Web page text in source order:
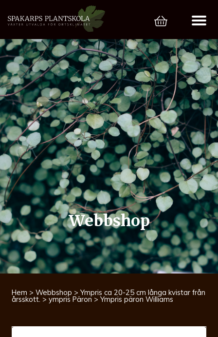
Webbshop
Hem > Webbshop > Ympris ca 20-25 cm långa kvistar från
årsskott. > ympris Päron > Ympris päron Williams